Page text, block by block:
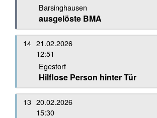
Barsinghausen
ausgelöste BMA
14 21.02.2026
12:51
Egestorf
Hilflose Person hinter Tür
13 20.02.2026
15:30